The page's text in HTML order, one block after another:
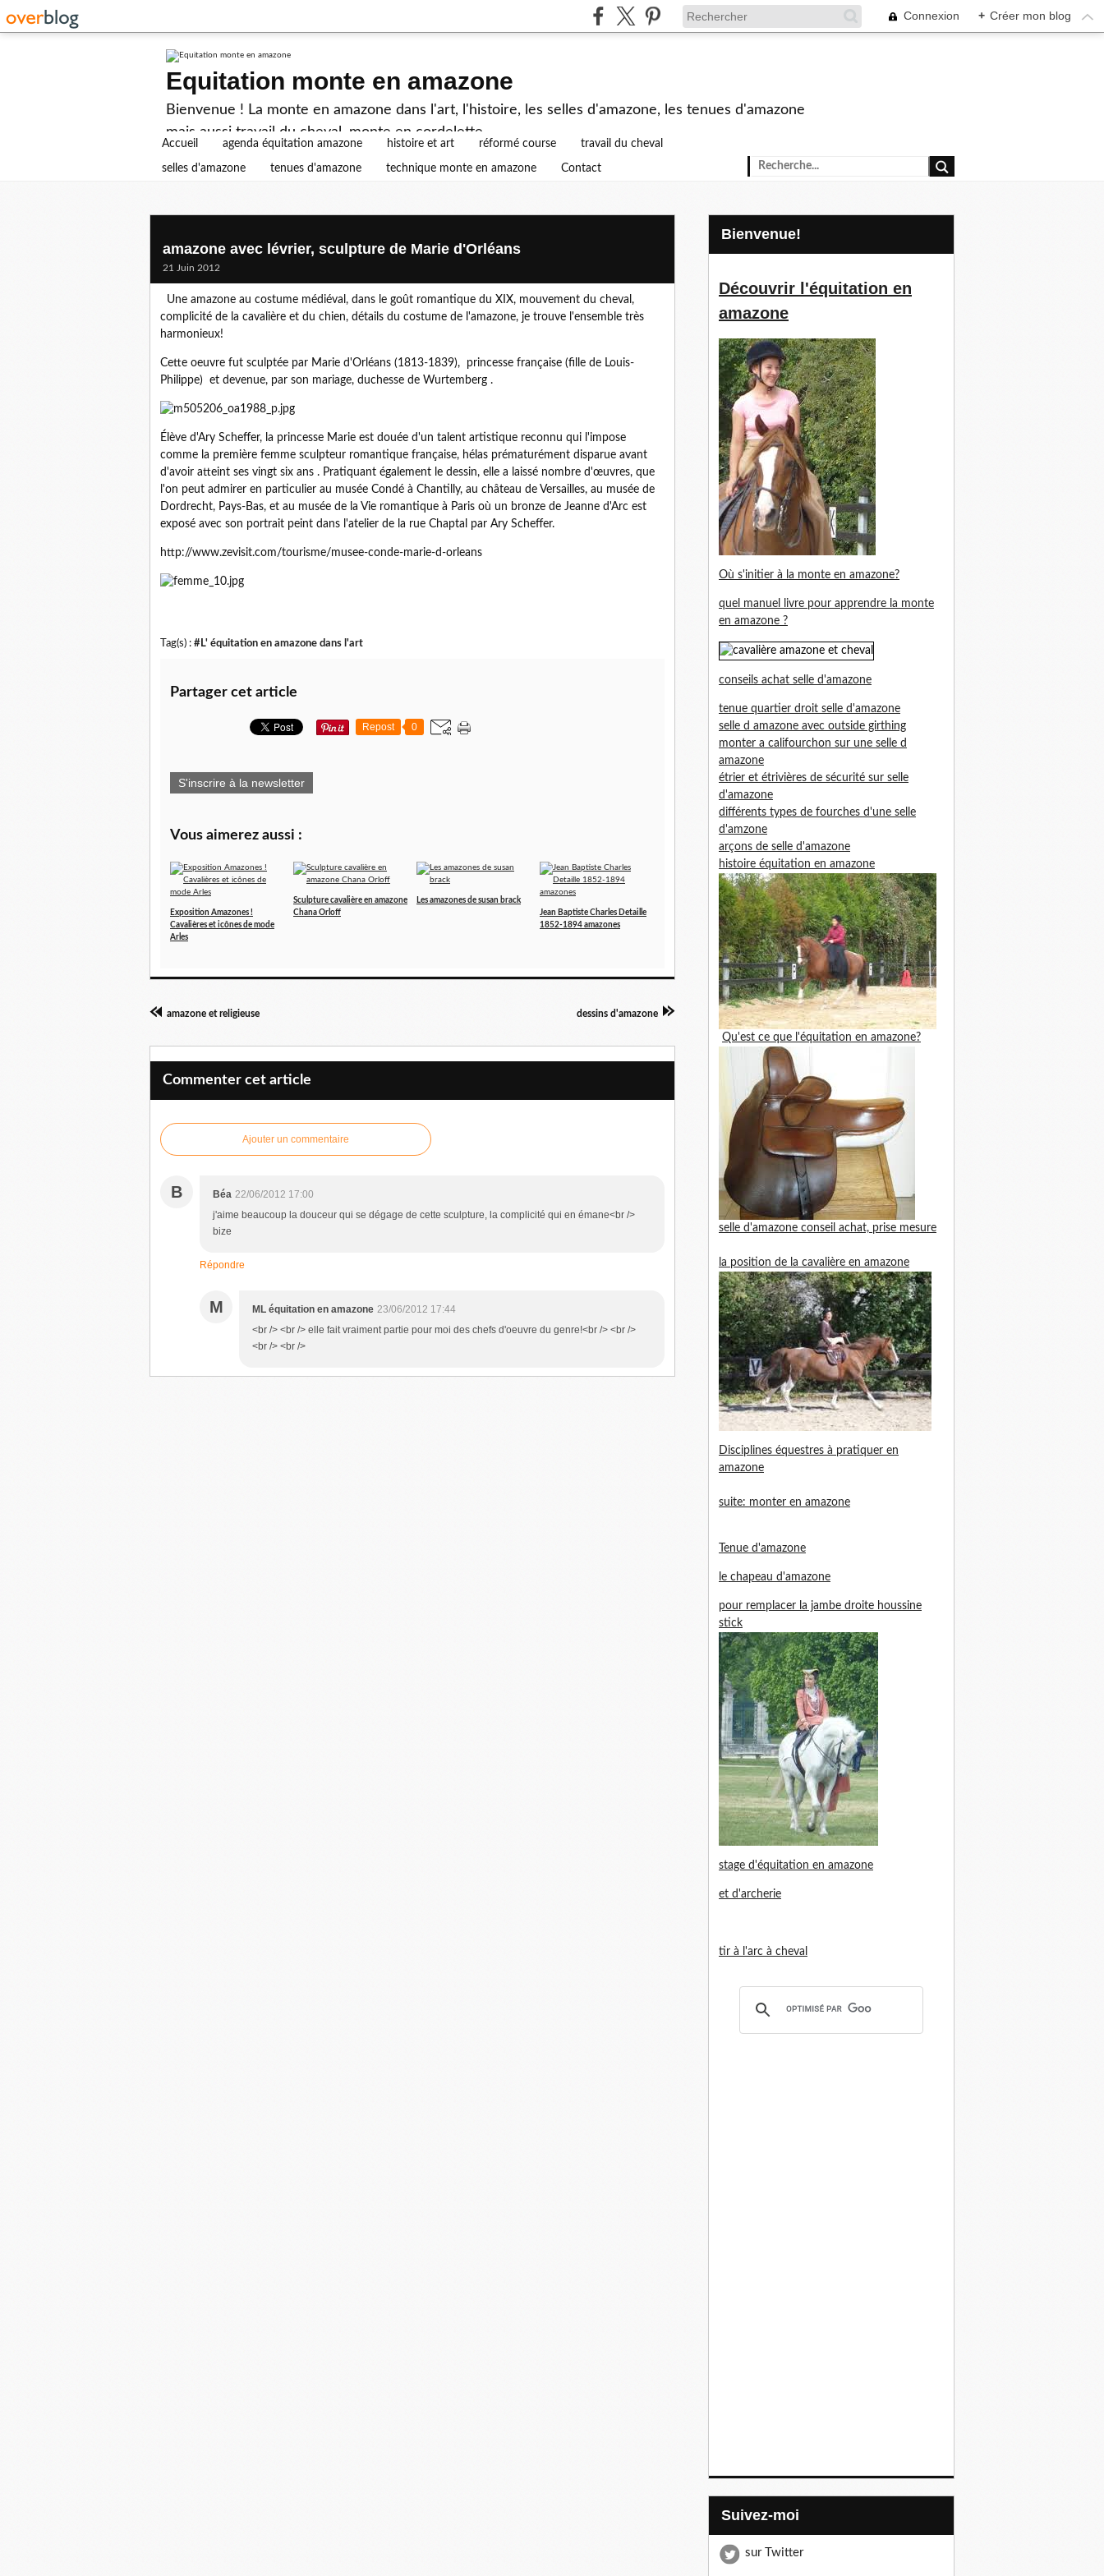
Connexion + Créer mon blog
Equitation monte en amazone
Bienvenue ! La monte en amazone dans l'art, l'histoire, les selles d'amazone, les tenues d'amazone
mais aussi travail du cheval, monte en cordelette...
Accueil agenda équitation amazone histoire et art réformé course travail du cheval
selles d'amazone tenues d'amazone technique monte en amazone Contact
amazone avec lévrier, sculpture de Marie d'Orléans
21 Juin 2012
Une amazone au costume médiéval, dans le goût romantique du XIX, mouvement du cheval,
complicité de la cavalière et du chien, détails du costume de l'amazone, je trouve l'ensemble très
harmonieux!
Cette oeuvre fut sculptée par Marie d'Orléans (1813-1839), princesse française (fille de Louis-
Philippe) et devenue, par son mariage, duchesse de Wurtemberg .
Élève d'Ary Scheffer, la princesse Marie est douée d'un talent artistique reconnu qui l'impose
comme la première femme sculpteur romantique française, hélas prématurément disparue avant
d'avoir atteint ses vingt six ans . Pratiquant également le dessin, elle a laissé nombre d'œuvres, que
l'on peut admirer en particulier au musée Condé à Chantilly, au château de Versailles, au musée de
Dordrecht, Pays-Bas, et au musée de la Vie romantique à Paris où un bronze de Jeanne d'Arc est
exposé avec son portrait peint dans l'atelier de la rue Chaptal par Ary Scheffer.
http://www.zevisit.com/tourisme/musee-conde-marie-d-orleans
Tag(s) : #L' équitation en amazone dans l'art
Partager cet article
Repost 0
S'inscrire à la newsletter
Vous aimerez aussi :
Exposition Amazones !
Cavalières et icônes de mode
Arles
Sculpture cavalière en amazone
Chana Orloff
Les amazones de susan brack
Jean Baptiste Charles Detaille
1852-1894 amazones
amazone et religieuse dessins d'amazone
Commenter cet article
Ajouter un commentaire
B Béa 22/06/2012 17:00
j'aime beaucoup la douceur qui se dégage de cette sculpture, la complicité qui en émane<br />
bize
Répondre
M ML équitation en amazone 23/06/2012 17:44
<br /> <br /> elle fait vraiment partie pour moi des chefs d'oeuvre du genre!<br /> <br />
<br /> <br />
Bienvenue!
Découvrir l'équitation en
amazone
Où s'initier à la monte en amazone?
quel manuel livre pour apprendre la monte
en amazone ?
conseils achat selle d'amazone
tenue quartier droit selle d'amazone
selle d amazone avec outside girthing
monter a califourchon sur une selle d
amazone
étrier et étrivières de sécurité sur selle
d'amazone
différents types de fourches d'une selle
d'amzone
arçons de selle d'amazone
histoire équitation en amazone
Qu'est ce que l'équitation en amazone?
selle d'amazone conseil achat, prise mesure
la position de la cavalière en amazone
Disciplines équestres à pratiquer en
amazone
suite: monter en amazone
Tenue d'amazone
le chapeau d'amazone
pour remplacer la jambe droite houssine
stick
stage d'équitation en amazone
et d'archerie
tir à l'arc à cheval
Suivez-moi
sur Twitter